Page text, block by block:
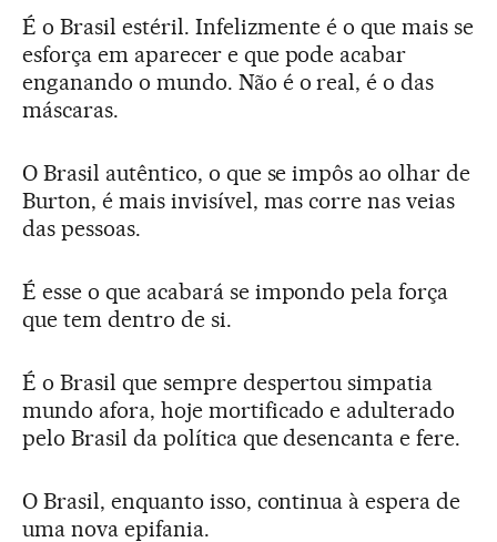
É o Brasil estéril. Infelizmente é o que mais se
esforça em aparecer e que pode acabar
enganando o mundo. Não é o real, é o das
máscaras.
O Brasil autêntico, o que se impôs ao olhar de
Burton, é mais invisível, mas corre nas veias
das pessoas.
É esse o que acabará se impondo pela força
que tem dentro de si.
É o Brasil que sempre despertou simpatia
mundo afora, hoje mortificado e adulterado
pelo Brasil da política que desencanta e fere.
O Brasil, enquanto isso, continua à espera de
uma nova epifania.